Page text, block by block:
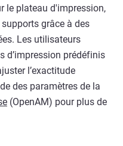
le plateau d'impression,
grâce à des
Les utilisateurs
d’impression prédéfinis
l’exactitude
des paramètres de la
(OpenAM) pour plus de